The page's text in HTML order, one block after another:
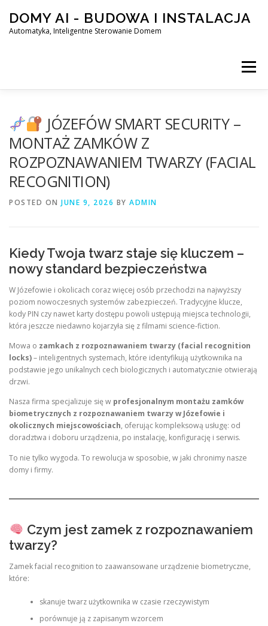
content
DOMY AI - BUDOWA I INSTALACJA
Automatyka, Inteligentne Sterowanie Domem
Menu
SMART DOM AI – AUTOMATYKA, INTELIGENTNE
BLOG KONTAKT
JÓZEFÓW SMART SECURITY –
MONTAŻ ZAMKÓW Z
ROZPOZNAWANIEM TWARZY (FACIAL
RECOGNITION)
POSTED ON JUNE 9, 2026 BY ADMIN
Kiedy Twoja twarz staje się kluczem –
nowy standard bezpieczeństwa
W Józefowie i okolicach coraz więcej osób przechodzi na najwyższy
poziom nowoczesnych systemów zabezpieczeń. Tradycyjne klucze,
kody PIN czy nawet karty dostępu powoli ustępują miejsca technologii,
która jeszcze niedawno kojarzyła się z filmami science-fiction.
Mowa o zamkach z rozpoznawaniem twarzy (facial recognition
locks)– inteligentnych systemach, które identyfikują użytkownika na
podstawie jego unikalnych cech biologicznych i automatycznie otwierają
drzwi.
Nasza firma specjalizuje się w profesjonalnym montażu zamków
biometrycznych z rozpoznawaniem twarzy w Józefowie i
okolicznych miejscowościach, oferując kompleksową usługę: od
doradztwa i doboru urządzenia, po instalację, konfigurację i serwis.
To nie tylko wygoda. To rewolucja w sposobie, w jaki chronimy nasze
domy i firmy.
Czym jest zamek z rozpoznawaniem
twarzy?
Zamek facial recognition to zaawansowane urządzenie biometryczne,
które:
skanuje twarz użytkownika w czasie rzeczywistym
porównuje ją z zapisanym wzorcem